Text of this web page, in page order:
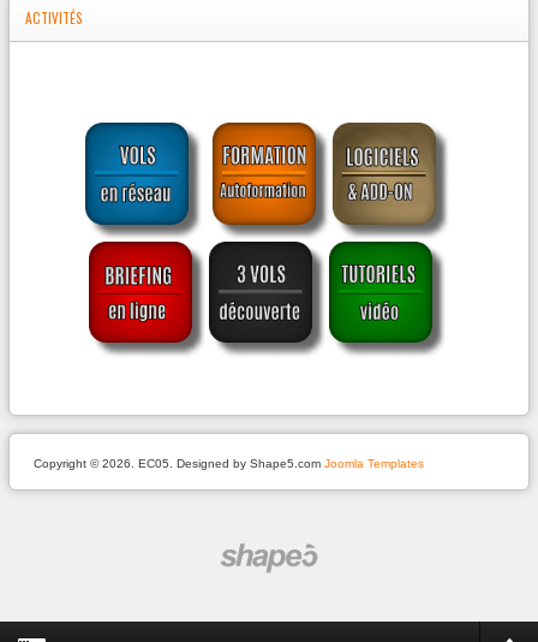
ACTIVITÉS
Copyright © 2026. EC05. Designed by Shape5.com Joomla Templates